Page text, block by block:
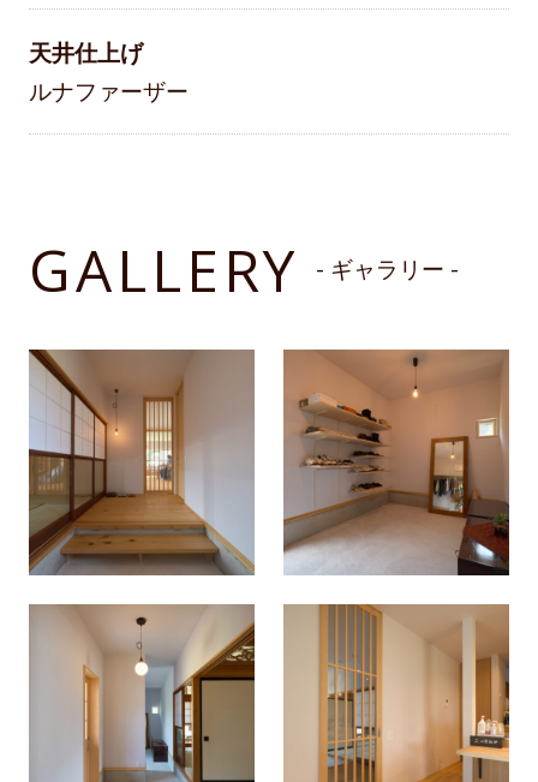
天井仕上げ
ルナファーザー
GALLERY - ギャラリー -